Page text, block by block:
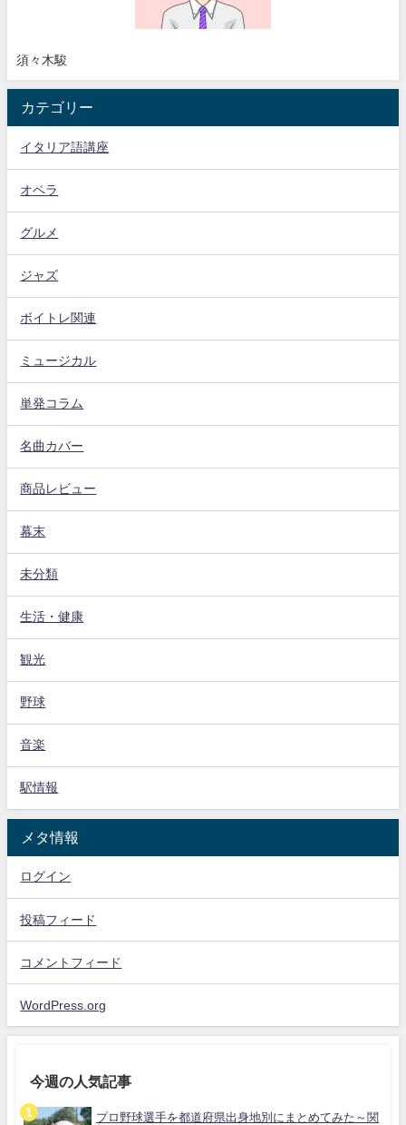
須々木駿
カテゴリー
イタリア語講座
オペラ
グルメ
ジャズ
ボイトレ関連
ミュージカル
単発コラム
名曲カバー
商品レビュー
幕末
未分類
生活・健康
観光
野球
音楽
駅情報
メタ情報
ログイン
投稿フィード
コメントフィード
WordPress.org
今週の人気記事
プロ野球選手を都道府県出身地別にまとめてみた～関